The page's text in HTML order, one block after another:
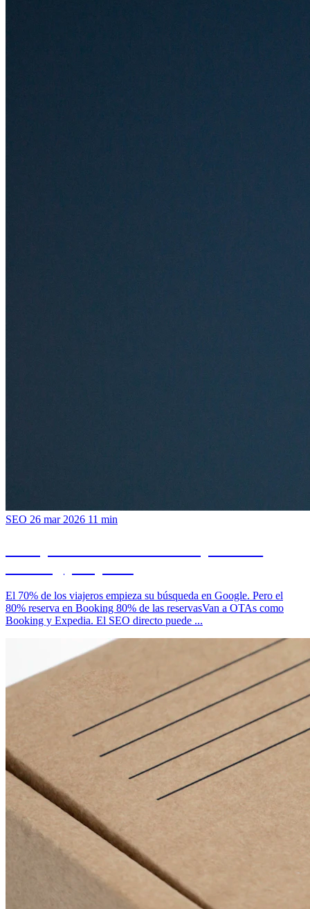
SEO 26 mar 2026 11 min
El 70% de los viajeros empieza su búsqueda en Google. Pero el
80% reserva en Booking 80% de las reservasVan a OTAs como
Booking y Expedia. El SEO directo puede ...